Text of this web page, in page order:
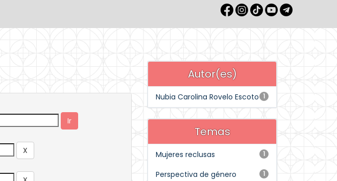
Autor(es)
1
Nubia Carolina Rovelo Escoto
Temas
1
Mujeres reclusas
1
Perspectiva de género